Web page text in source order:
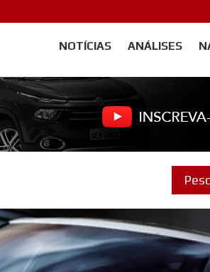
NOTÍCIAS ANÁLISES